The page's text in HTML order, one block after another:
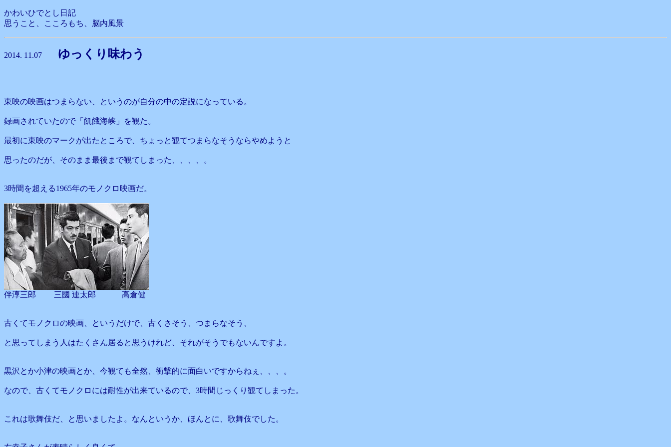
かわいひでとし日記
思うこと、こころもち、脳内風景
2014. 11.07 ゆっくり味わう
東映の映画はつまらない、というのが自分の中の定説になっている。
録画されていたので「飢餓海峡」を観た。
最初に東映のマークが出たところで、ちょっと観てつまらなそうならやめようと
思ったのだが、そのまま最後まで観てしまった、、、、。
3時間を超える1965年のモノクロ映画だ。
伴淳三郎 三國 連太郎 高倉健
古くてモノクロの映画、というだけで、古くさそう、つまらなそう、
と思ってしまう人はたくさん居ると思うけれど、それがそうでもないんですよ。
黒沢とか小津の映画とか、今観ても全然、衝撃的に面白いですからねぇ、、、。
なので、古くてモノクロには耐性が出来ているので、3時間じっくり観てしまった。
これは歌舞伎だ、と思いましたよ。なんというか、ほんとに、歌舞伎でした。